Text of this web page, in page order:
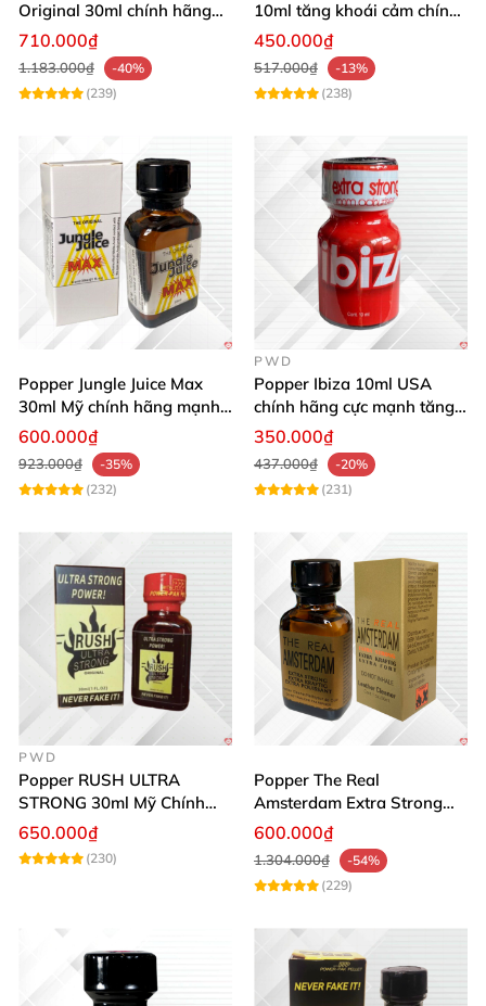
Original 30ml chính hãng
tăng khoái cảm cực mạnh
710.000₫
1.183.000₫
-40%
(239)
10ml tăng khoái cảm chính
hãng mua ngay
450.000₫
517.000₫
-13%
(238)
Popper Jungle Juice Max
30ml Mỹ chính hãng mạnh
mùi dịu kích thích
600.000₫
923.000₫
-35%
(232)
PWD
Popper Ibiza 10ml USA
chính hãng cực mạnh tăng
khoái cảm nhanh
350.000₫
437.000₫
-20%
(231)
PWD
Popper RUSH ULTRA
STRONG 30ml Mỹ Chính
Hãng Tăng Hưng Phấn
650.000₫
(230)
Popper The Real
Amsterdam Extra Strong
30ml Hưng Phấn Mạnh Mẽ
600.000₫
1.304.000₫
-54%
(229)